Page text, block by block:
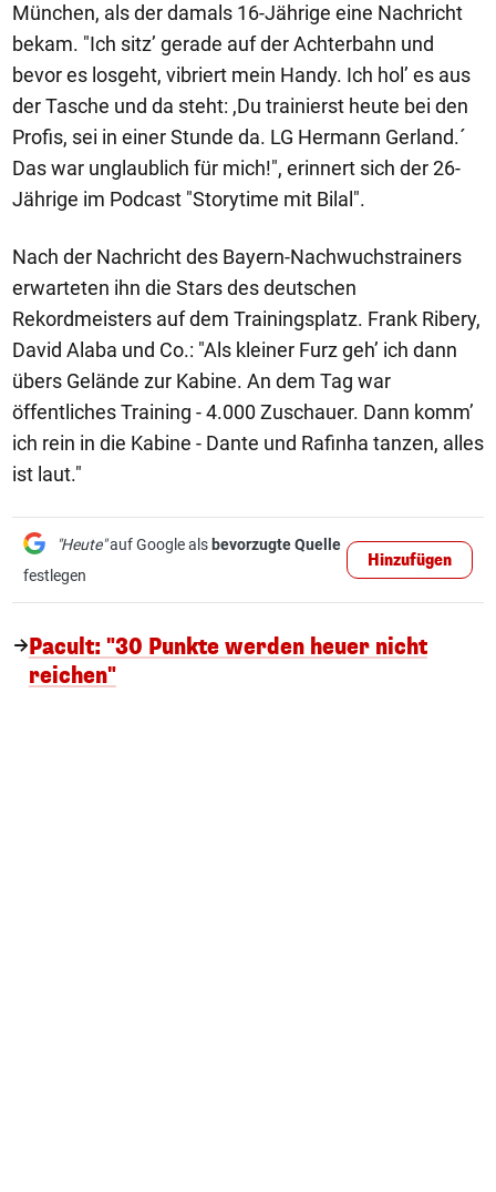
München, als der damals 16-Jährige eine Nachricht
bekam. "Ich sitz’ gerade auf der Achterbahn und
bevor es losgeht, vibriert mein Handy. Ich hol’ es aus
der Tasche und da steht: ,Du trainierst heute bei den
Profis, sei in einer Stunde da. LG Hermann Gerland.´
Das war unglaublich für mich!", erinnert sich der 26-
Jährige im Podcast "Storytime mit Bilal".
Nach der Nachricht des Bayern-Nachwuchstrainers
erwarteten ihn die Stars des deutschen
Rekordmeisters auf dem Trainingsplatz. Frank Ribery,
David Alaba und Co.: "Als kleiner Furz geh’ ich dann
übers Gelände zur Kabine. An dem Tag war
öffentliches Training - 4.000 Zuschauer. Dann komm’
ich rein in die Kabine - Dante und Rafinha tanzen, alles
ist laut."
"Heute"auf Google als bevorzugte Quelle
festlegen
Hinzufügen
Pacult: "30 Punkte werden heuer nicht
reichen"